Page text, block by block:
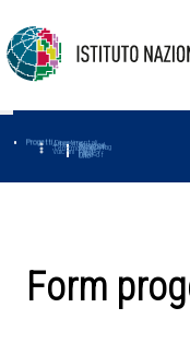
Progetti
Progetti Dipartimentali
AmbienteAmused
Macmap
Tropomag
TerremotiFurther
Muse
Vulcani First
Impact
Love-cf
Uno
Form